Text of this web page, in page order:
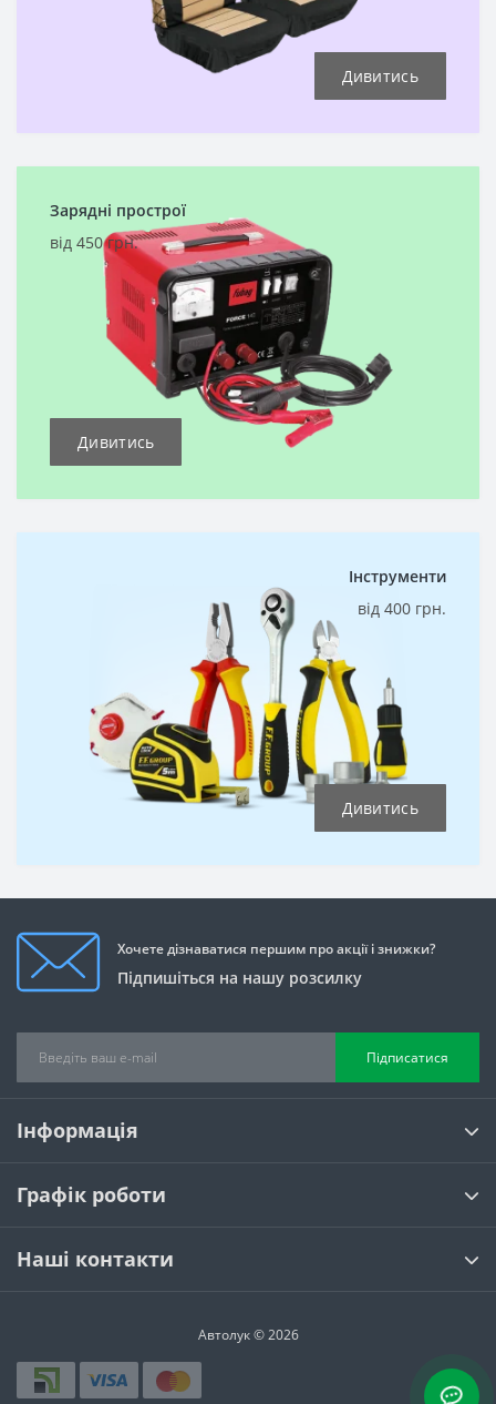
Дивитись
Зарядні прострої
від 450 грн.
Дивитись
Інструменти
від 400 грн.
Дивитись
Хочете дізнаватися першим про акції і знижки?
Підпишіться на нашу розсилку
Підписатися
Інформація
Графік роботи
Наші контакти
Автолук © 2026